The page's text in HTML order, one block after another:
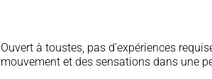
Ouvert à toustes, pas d’expériences
mouvement et des sensations dans une